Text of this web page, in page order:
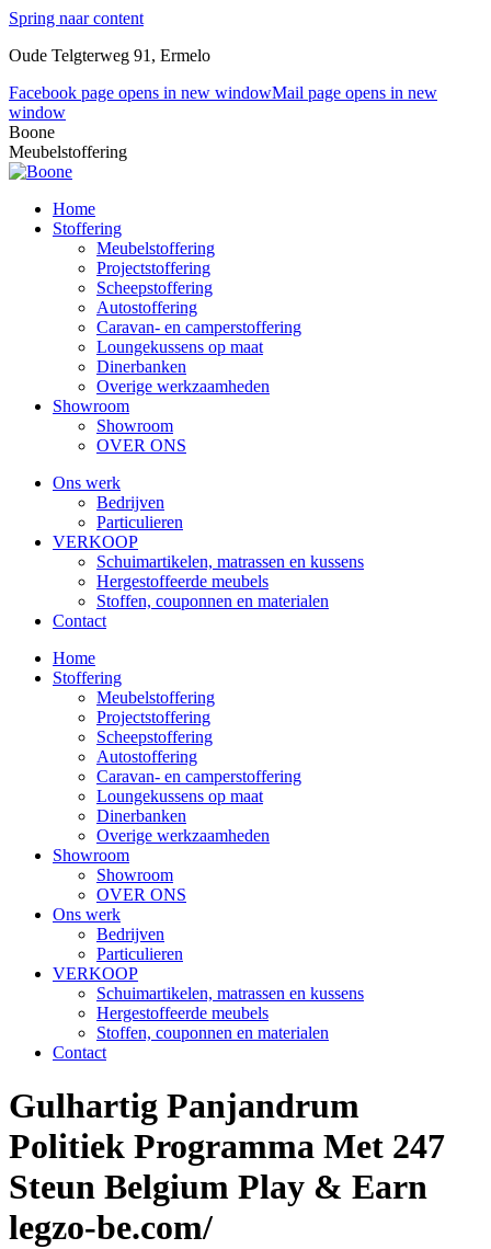
Spring naar content
Oude Telgterweg 91, Ermelo
Facebook page opens in new windowMail page opens in new
window
Boone
Meubelstoffering
Home
Stoffering
Meubelstoffering
Projectstoffering
Scheepstoffering
Autostoffering
Caravan- en camperstoffering
Loungekussens op maat
Dinerbanken
Overige werkzaamheden
Showroom
Showroom
OVER ONS
Ons werk
Bedrijven
Particulieren
VERKOOP
Schuimartikelen, matrassen en kussens
Hergestoffeerde meubels
Stoffen, couponnen en materialen
Contact
Home
Stoffering
Meubelstoffering
Projectstoffering
Scheepstoffering
Autostoffering
Caravan- en camperstoffering
Loungekussens op maat
Dinerbanken
Overige werkzaamheden
Showroom
Showroom
OVER ONS
Ons werk
Bedrijven
Particulieren
VERKOOP
Schuimartikelen, matrassen en kussens
Hergestoffeerde meubels
Stoffen, couponnen en materialen
Contact
Gulhartig Panjandrum
Politiek Programma Met 247
Steun Belgium Play & Earn
legzo-be.com/